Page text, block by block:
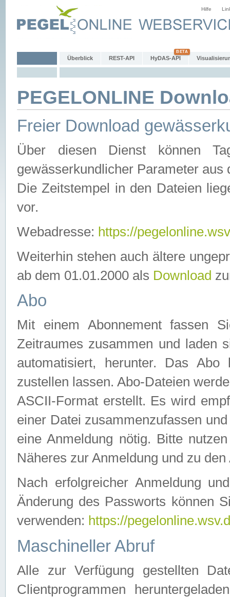
Hilfe
Überblick REST-API HyDAS-API
PEGELONLINE
Freier Download
Über diesen Dienst können
gewässerkundlicher Parameter aus
Die Zeitstempel in den Dateien
vor.
Webadresse: https://
Weiterhin stehen auch ältere
ab dem 01.01.2000 als Download
Abo
Mit einem Abonnement fassen
Zeitraumes zusammen und laden
automatisiert, herunter. Das
zustellen lassen. Abo-Dateien
ASCII-Format erstellt. Es wird
einer Datei zusammenzufassen
eine Anmeldung nötig. Bitte
Näheres zur Anmeldung und zu
Nach erfolgreicher Anmeldung
Änderung des Passworts können
verwenden: https://
Maschineller Abruf
Alle zur Verfügung gestellten
Clientprogrammen